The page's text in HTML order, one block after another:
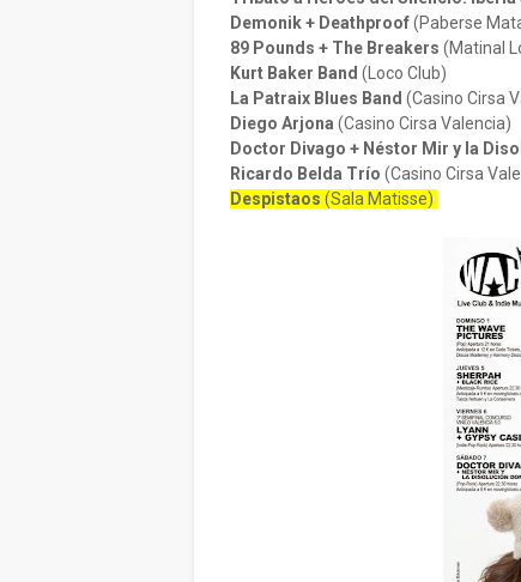
Demonik + Deathproof(Paberse
89 Pounds + The Breakers (Matinal
Kurt Baker Band (Loco Club)
La Patraix Blues Band (Casino Cirsa
Diego Arjona (Casino Cirsa Valencia)
Doctor Divago + Néstor Mir y la
Ricardo Belda Trío (Casino Cirsa
Despistaos (Sala Matisse)